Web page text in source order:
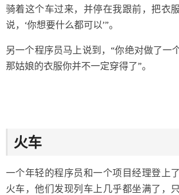
骑着这个车过来，并停在我跟前，把衣
说，‘你想要什么都可以’”。
另一个程序员马上说到，“你绝对做了一
那姑娘的衣服你并不一定穿得了”。
火车
一个年轻的程序员和一个项目经理登上
火车，他们发现列车上几乎都坐满了，